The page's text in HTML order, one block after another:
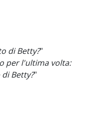
di Betty?"
per l'ultima volta:
Betty?"